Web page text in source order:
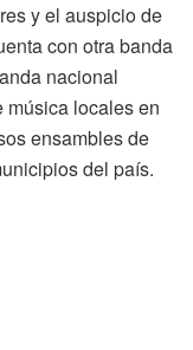
y el auspicio de
con otra banda
nacional
música locales en
ensambles de
del país.